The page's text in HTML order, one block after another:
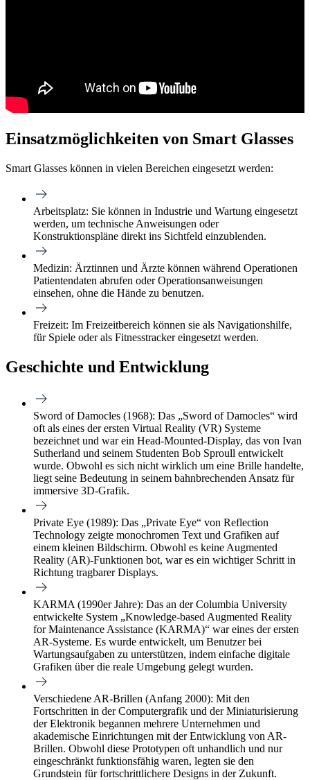
Einsatzmöglichkeiten von Smart Glasses
Smart Glasses können in vielen Bereichen eingesetzt werden:
Arbeitsplatz: Sie können in Industrie und Wartung eingesetzt
werden, um technische Anweisungen oder
Konstruktionspläne direkt ins Sichtfeld einzublenden.
Medizin: Ärztinnen und Ärzte können während Operationen
Patientendaten abrufen oder Operationsanweisungen
einsehen, ohne die Hände zu benutzen.
Freizeit: Im Freizeitbereich können sie als Navigationshilfe,
für Spiele oder als Fitnesstracker eingesetzt werden.
Geschichte und Entwicklung
Sword of Damocles (1968): Das „Sword of Damocles“ wird
oft als eines der ersten Virtual Reality (VR) Systeme
bezeichnet und war ein Head-Mounted-Display, das von Ivan
Sutherland und seinem Studenten Bob Sproull entwickelt
wurde. Obwohl es sich nicht wirklich um eine Brille handelte,
liegt seine Bedeutung in seinem bahnbrechenden Ansatz für
immersive 3D-Grafik.
Private Eye (1989): Das „Private Eye“ von Reflection
Technology zeigte monochromen Text und Grafiken auf
einem kleinen Bildschirm. Obwohl es keine Augmented
Reality (AR)-Funktionen bot, war es ein wichtiger Schritt in
Richtung tragbarer Displays.
KARMA (1990er Jahre): Das an der Columbia University
entwickelte System „Knowledge-based Augmented Reality
for Maintenance Assistance (KARMA)“ war eines der ersten
AR-Systeme. Es wurde entwickelt, um Benutzer bei
Wartungsaufgaben zu unterstützen, indem einfache digitale
Grafiken über die reale Umgebung gelegt wurden.
Verschiedene AR-Brillen (Anfang 2000): Mit den
Fortschritten in der Computergrafik und der Miniaturisierung
der Elektronik begannen mehrere Unternehmen und
akademische Einrichtungen mit der Entwicklung von AR-
Brillen. Obwohl diese Prototypen oft unhandlich und nur
eingeschränkt funktionsfähig waren, legten sie den
Grundstein für fortschrittlichere Designs in der Zukunft.